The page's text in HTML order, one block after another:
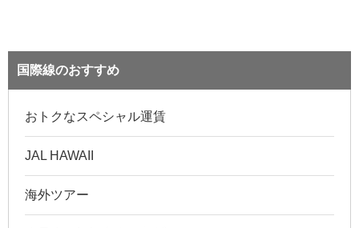
国際線のおすすめ
おトクなスペシャル運賃
JAL HAWAII
海外ツアー